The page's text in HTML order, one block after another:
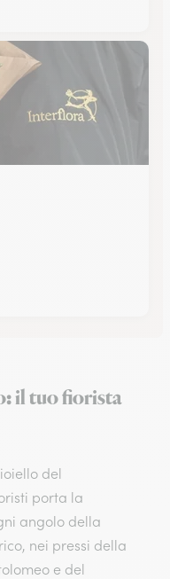
il tuo fiorista
del
porta la
angolo della
nei pressi della
e del